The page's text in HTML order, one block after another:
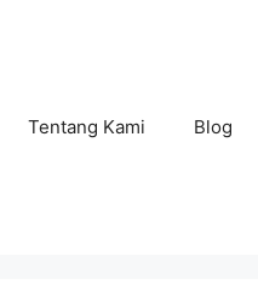
Tentang Kami Blog